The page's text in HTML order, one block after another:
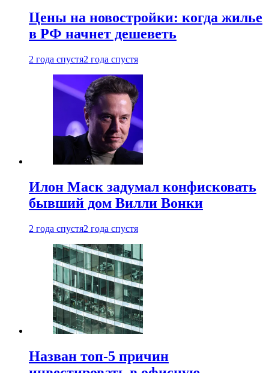
Цены на новостройки: когда жилье
в РФ начнет дешеветь
2 года спустя2 года спустя
Илон Маск задумал конфисковать
бывший дом Вилли Вонки
2 года спустя2 года спустя
Назван топ-5 причин